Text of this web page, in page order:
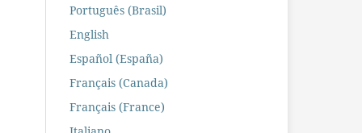
Português (Brasil)
English
Español (España)
Français (Canada)
Français (France)